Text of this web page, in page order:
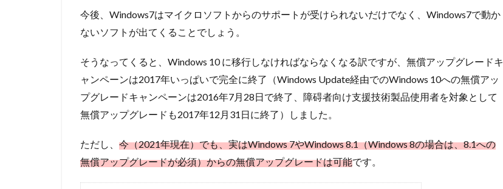
今後、Windows7はマイクロソフトからのサポートが受けられないだけでなく、Windows7で動か
ないソフトが出てくることでしょう。
そうなってくると、Windows 10 に移行しなければならなくなる訳ですが、無償アップグレードキ
ャンペーンは2017年いっぱいで完全に終了（Windows Update経由でのWindows 10への無償アッ
プグレードキャンペーンは2016年7月28日で終了、障碍者向け支援技術製品使用者を対象として
無償アップグレードも2017年12月31日に終了 ）しました。
ただし、 今（2021年現在）でも、実はWindows 7やWindows 8.1（Windows 8の場合は、8.1への
無償アップグレードが必須）からの無償アップグレードは可能です。